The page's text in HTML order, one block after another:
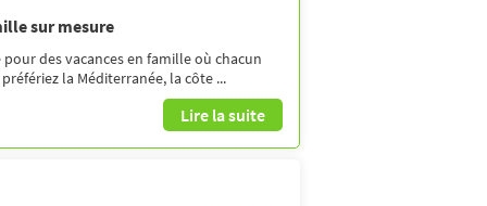
sur mesure
des vacances en famille où chacun
la Méditerranée, la côte ...
Lire la suite